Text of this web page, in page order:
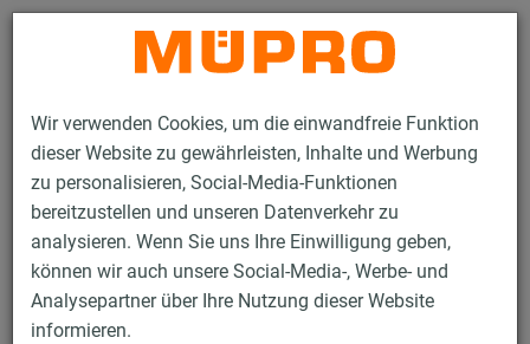
Wir verwenden Cookies, um die einwandfreie Funktion
dieser Website zu gewährleisten, Inhalte und Werbung
zu personalisieren, Social-Media-Funktionen
bereitzustellen und unseren Datenverkehr zu
analysieren. Wenn Sie uns Ihre Einwilligung geben,
können wir auch unsere Social-Media-, Werbe- und
Analysepartner über Ihre Nutzung dieser Website
informieren.
Kontakt
Produkte Befestigungstechnik
Schallschutz
Rohrschellen mit Schalldämmung
ISO-Schellen Typ H, M, T